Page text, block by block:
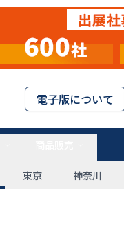
電子版について
東京 神奈川